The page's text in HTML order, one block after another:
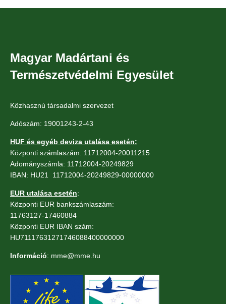
Magyar Madártani és
Természetvédelmi Egyesület
Közhasznú társadalmi szervezet
Adószám: 19001243-2-43
HUF és egyéb deviza utalása esetén:
Központi számlaszám: 11712004-20011215
Adományszámla: 11712004-20249829
IBAN: HU21 11712004-20249829-00000000
EUR utalása esetén:
Központi EUR bankszámlaszám:
11763127-17460884
Központi EUR IBAN szám:
HU71117631271746088400000000
Információ: mme@mme.hu